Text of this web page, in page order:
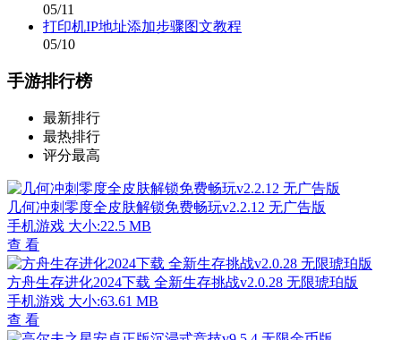
05/11
打印机IP地址添加步骤图文教程
05/10
手游排行榜
最新排行
最热排行
评分最高
几何冲刺零度全皮肤解锁免费畅玩v2.2.12 无广告版
手机游戏 大小:22.5 MB
查 看
方舟生存进化2024下载 全新生存挑战v2.0.28 无限琥珀版
手机游戏 大小:63.61 MB
查 看